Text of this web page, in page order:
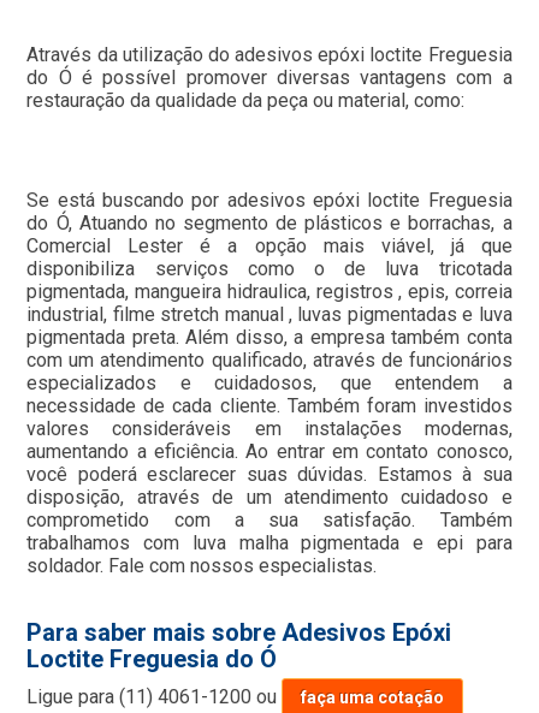
Através da utilização do adesivos epóxi loctite Freguesia
do Ó é possível promover diversas vantagens com a
restauração da qualidade da peça ou material, como:
Se está buscando por adesivos epóxi loctite Freguesia
do Ó, Atuando no segmento de plásticos e borrachas, a
Comercial Lester é a opção mais viável, já que
disponibiliza serviços como o de luva tricotada
pigmentada, mangueira hidraulica, registros , epis, correia
industrial, filme stretch manual , luvas pigmentadas e luva
pigmentada preta. Além disso, a empresa também conta
com um atendimento qualificado, através de funcionários
especializados e cuidadosos, que entendem a
necessidade de cada cliente. Também foram investidos
valores consideráveis em instalações modernas,
aumentando a eficiência. Ao entrar em contato conosco,
você poderá esclarecer suas dúvidas. Estamos à sua
disposição, através de um atendimento cuidadoso e
comprometido com a sua satisfação. Também
trabalhamos com luva malha pigmentada e epi para
soldador. Fale com nossos especialistas.
Para saber mais sobre Adesivos Epóxi
Loctite Freguesia do Ó
Ligue para(11) 4061-1200 ou faça uma cotação